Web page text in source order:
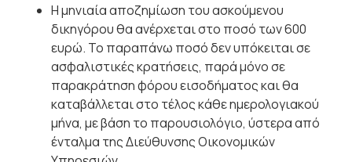
Η μηνιαία αποζημίωση του ασκούμενου
δικηγόρου θα ανέρχεται στο ποσό των 600
ευρώ. Το παραπάνω ποσό δεν υπόκειται σε
ασφαλιστικές κρατήσεις, παρά μόνο σε
παρακράτηση φόρου εισοδήματος και θα
καταβάλλεται στο τέλος κάθε ημερολογιακού
μήνα, με βάση το παρουσιολόγιο, ύστερα από
ένταλμα της Διεύθυνσης Οικονομικών